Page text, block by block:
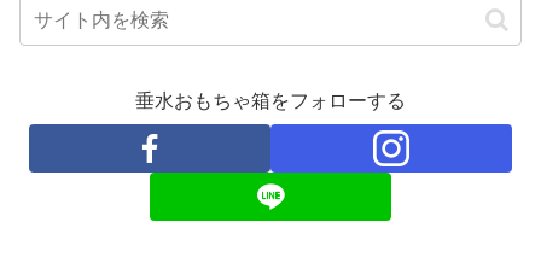
垂水おもちゃ箱をフォローする